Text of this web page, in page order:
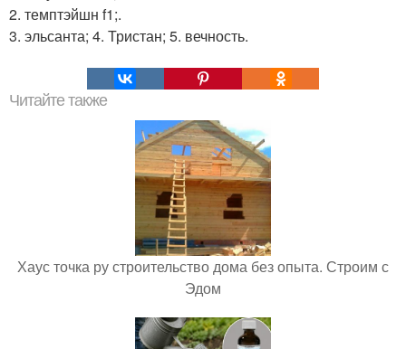
2. темптэйшн f1;.
3. эльсанта; 4. Тристан; 5. вечность.
Читайте также
Хаус точка ру строительство дома без опыта. Строим с
Эдом